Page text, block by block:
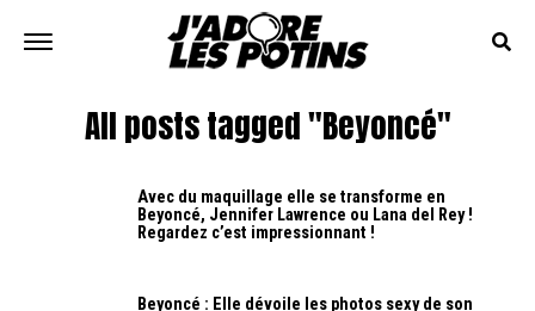
All posts tagged "Beyoncé"
Avec du maquillage elle se transforme en
Beyoncé, Jennifer Lawrence ou Lana del Rey !
Regardez c’est impressionnant !
Beyoncé : Elle dévoile les photos sexy de son